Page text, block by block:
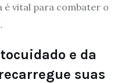
é vital para combater o
e da
suas